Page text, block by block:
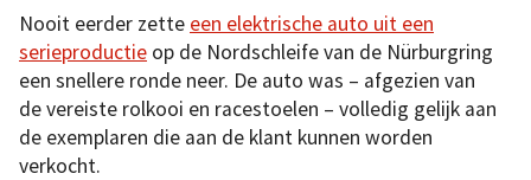
Nooit eerder zette een elektrische auto uit een
serieproductie op de Nordschleife van de Nürburgring
een snellere ronde neer. De auto was – afgezien van
de vereiste rolkooi en racestoelen – volledig gelijk aan
de exemplaren die aan de klant kunnen worden
verkocht.